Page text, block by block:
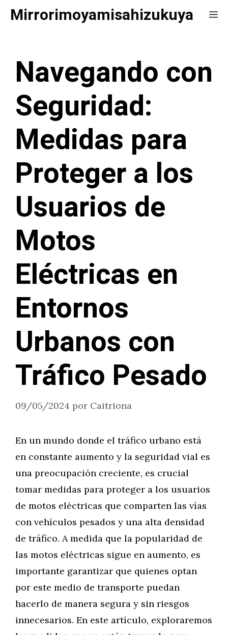
Saltar
Mirrorimoyamisahizukuya
Navegando con
Seguridad:
Medidas para
Proteger a los
Usuarios de
Motos
Eléctricas en
Entornos
Urbanos con
Tráfico Pesado
09/05/2024 por Caitriona
En un mundo donde el tráfico urbano está
en constante aumento y la seguridad vial es
una preocupación creciente, es crucial
tomar medidas para proteger a los usuarios
de motos eléctricas que comparten las vías
con vehículos pesados y una alta densidad
de tráfico. A medida que la popularidad de
las motos eléctricas sigue en aumento, es
importante garantizar que quienes optan
por este medio de transporte puedan
hacerlo de manera segura y sin riesgos
innecesarios. En este artículo, exploraremos